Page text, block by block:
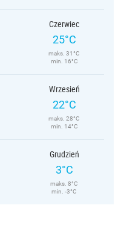
Czerwiec
25°C
maks. 31°C
min. 16°C
Wrzesień
22°C
maks. 28°C
min. 14°C
Grudzień
3°C
maks. 8°C
min. -3°C